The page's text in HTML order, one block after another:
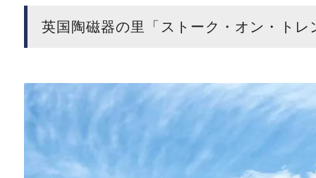
英国陶磁器の里「ストーク・オン・トレ